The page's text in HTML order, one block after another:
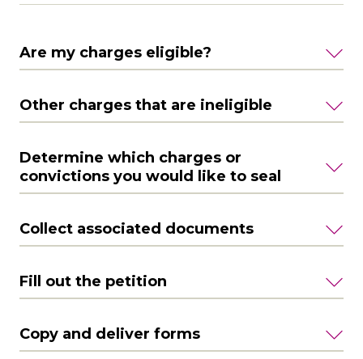
Are my charges eligible?
Other charges that are ineligible
Determine which charges or
convictions you would like to seal
Collect associated documents
Fill out the petition
Copy and deliver forms